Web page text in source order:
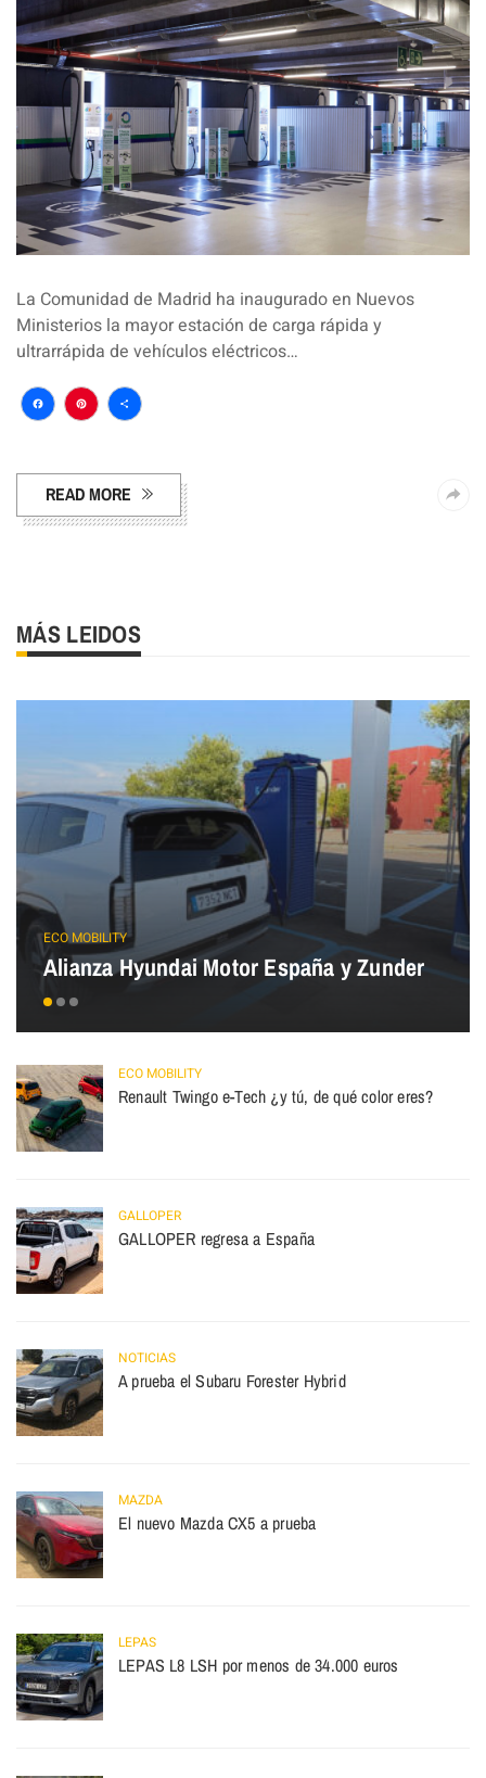
La Comunidad de Madrid ha inaugurado en Nuevos
Ministerios la mayor estación de carga rápida y
ultrarrápida de vehículos eléctricos…
Facebook
Pinterest
Compartir
READ MORE
MÁS LEIDOS
ECO MOBILITY
Alianza Hyundai Motor España y Zunder
ECO MOBILITY
Renault Twingo e-Tech ¿y tú, de qué color eres?
GALLOPER
GALLOPER regresa a España
NOTICIAS
A prueba el Subaru Forester Hybrid
MAZDA
El nuevo Mazda CX5 a prueba
LEPAS
LEPAS L8 LSH por menos de 34.000 euros